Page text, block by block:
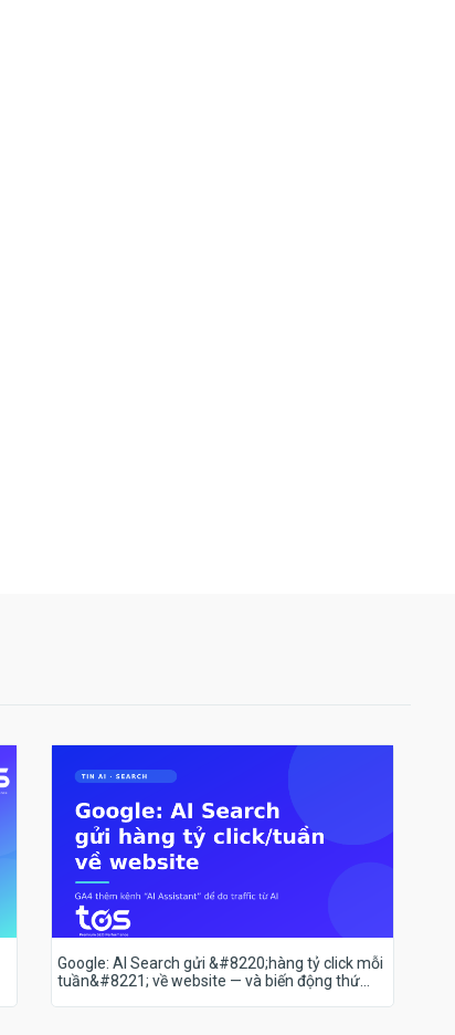
Google: AI Search gửi &#8220;hàng tỷ click mỗi
tuần&#8221; về website — và biến động thứ